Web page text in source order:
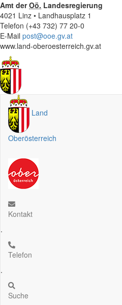
Amt derOö. Landesregierung
4021 Linz • Landhausplatz 1
Telefon (+43 732) 77 20-0
E-Mail post@ooe.gv.at
www.land-oberoesterreich.gv.at
Land
Oberösterreich
Kontakt
.
Telefon
.
Suche